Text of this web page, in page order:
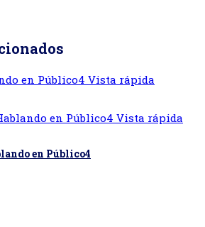
Vista rápida
Vista rápida
en Público4